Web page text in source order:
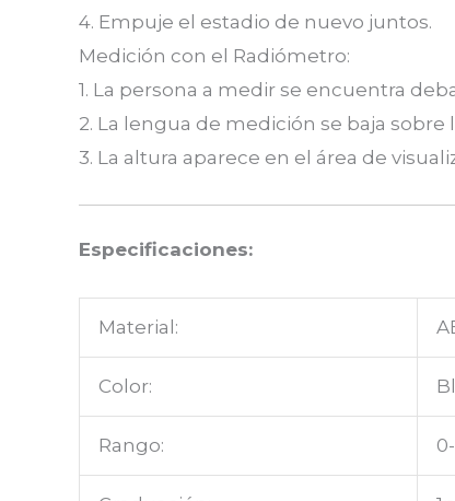
4. Empuje el estadio de nuevo juntos.
Medición con el Radiómetro:
1. La persona a medir se encuentra
2. La lengua de medición se baja sobre
3. La altura aparece en el área de
Especificaciones:
Material:
Color:
Rango: